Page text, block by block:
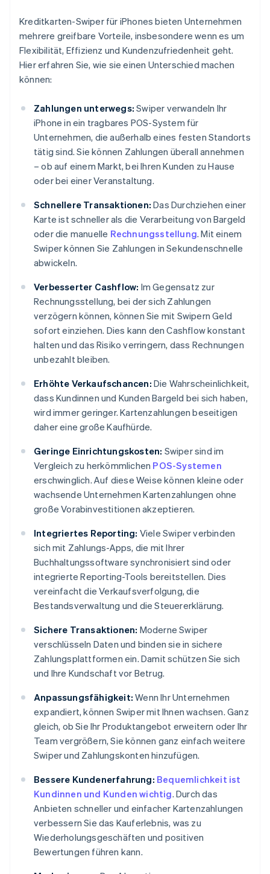
Kreditkarten-Swiper für iPhones bieten Unternehmen
mehrere greifbare Vorteile, insbesondere wenn es um
Flexibilität, Effizienz und Kundenzufriedenheit geht.
Hier erfahren Sie, wie sie einen Unterschied machen
können:
Zahlungen unterwegs: Swiper verwandeln Ihr
iPhone in ein tragbares POS-System für
Unternehmen, die außerhalb eines festen Standorts
tätig sind. Sie können Zahlungen überall annehmen
– ob auf einem Markt, bei Ihren Kunden zu Hause
oder bei einer Veranstaltung.
Schnellere Transaktionen: Das Durchziehen einer
Karte ist schneller als die Verarbeitung von Bargeld
oder die manuelle Rechnungsstellung. Mit einem
Swiper können Sie Zahlungen in Sekundenschnelle
abwickeln.
Verbesserter Cashflow: Im Gegensatz zur
Rechnungsstellung, bei der sich Zahlungen
verzögern können, können Sie mit Swipern Geld
sofort einziehen. Dies kann den Cashflow konstant
halten und das Risiko verringern, dass Rechnungen
unbezahlt bleiben.
Erhöhte Verkaufschancen: Die Wahrscheinlichkeit,
dass Kundinnen und Kunden Bargeld bei sich haben,
wird immer geringer. Kartenzahlungen beseitigen
daher eine große Kaufhürde.
Geringe Einrichtungskosten: Swiper sind im
Vergleich zu herkömmlichen POS-Systemen
erschwinglich. Auf diese Weise können kleine oder
wachsende Unternehmen Kartenzahlungen ohne
große Vorabinvestitionen akzeptieren.
Integriertes Reporting: Viele Swiper verbinden
sich mit Zahlungs-Apps, die mit Ihrer
Buchhaltungssoftware synchronisiert sind oder
integrierte Reporting-Tools bereitstellen. Dies
vereinfacht die Verkaufsverfolgung, die
Bestandsverwaltung und die Steuererklärung.
Sichere Transaktionen: Moderne Swiper
verschlüsseln Daten und binden sie in sichere
Zahlungsplattformen ein. Damit schützen Sie sich
und Ihre Kundschaft vor Betrug.
Anpassungsfähigkeit: Wenn Ihr Unternehmen
expandiert, können Swiper mit Ihnen wachsen. Ganz
gleich, ob Sie Ihr Produktangebot erweitern oder Ihr
Team vergrößern, Sie können ganz einfach weitere
Swiper und Zahlungskonten hinzufügen.
Bessere Kundenerfahrung: Bequemlichkeit ist
Kundinnen und Kunden wichtig. Durch das
Anbieten schneller und einfacher Kartenzahlungen
verbessern Sie das Kauferlebnis, was zu
Wiederholungsgeschäften und positiven
Bewertungen führen kann.